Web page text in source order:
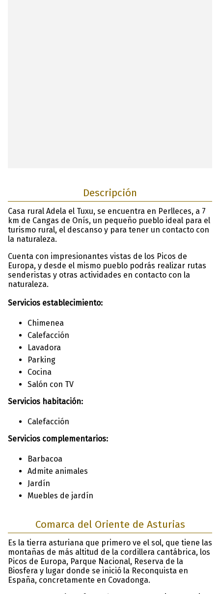
Descripción
Casa rural Adela el Tuxu, se encuentra en Perlleces, a 7
km de Cangas de Onís, un pequeño pueblo ideal para el
turismo rural, el descanso y para tener un contacto con
la naturaleza.
Cuenta con impresionantes vistas de los Picos de
Europa, y desde el mismo pueblo podrás realizar rutas
senderistas y otras actividades en contacto con la
naturaleza.
Servicios establecimiento:
Chimenea
Calefacción
Lavadora
Parking
Cocina
Salón con TV
Servicios habitación:
Calefacción
Servicios complementarios:
Barbacoa
Admite animales
Jardín
Muebles de jardín
Comarca del Oriente de Asturias
Es la tierra asturiana que primero ve el sol, que tiene las
montañas de más altitud de la cordillera cantábrica, los
Picos de Europa, Parque Nacional, Reserva de la
Biosfera y lugar donde se inició la Reconquista en
España, concretamente en Covadonga.